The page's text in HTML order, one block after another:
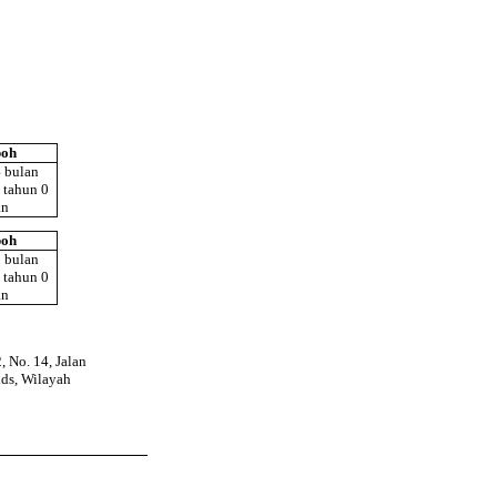
bulan
0
bulan
0
No. 14, Jalan
Wilayah